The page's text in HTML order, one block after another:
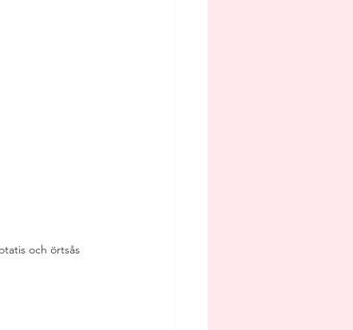
och örtsås